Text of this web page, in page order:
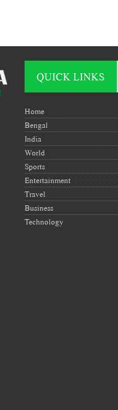
QUICK LINKS
Home
Bengal
India
World
Sports
Entertainment
Travel
Business
Technology